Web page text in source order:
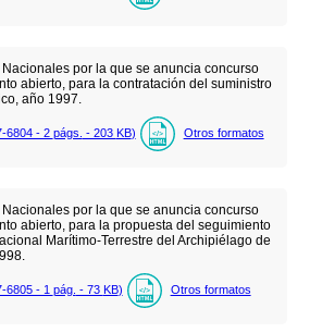
por la que se anuncia concurso
abierto, para la contratación del suministro
año 1997.
6804 - 2 págs. - 203 KB) Otros formatos
por la que se anuncia concurso
abierto, para la propuesta del seguimiento
Marítimo-Terrestre del Archipiélago de
6805 - 1 pág. - 73 KB) Otros formatos